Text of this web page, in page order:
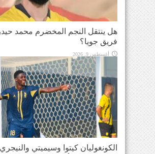
هل ينتقل النجم المخضرم محمد
فريق جويا؟
أغسطس 9, 2026
الكونغوليان كيتوا وسيميتي